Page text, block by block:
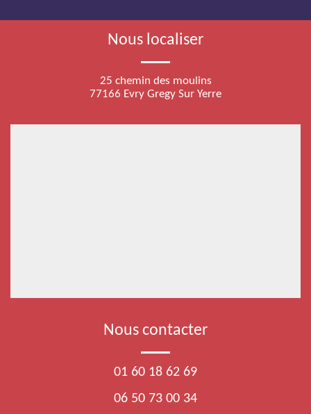
Nous localiser
25 chemin des moulins
77166 Evry Gregy Sur Yerre
Nous contacter
01 60 18 62 69
06 50 73 00 34